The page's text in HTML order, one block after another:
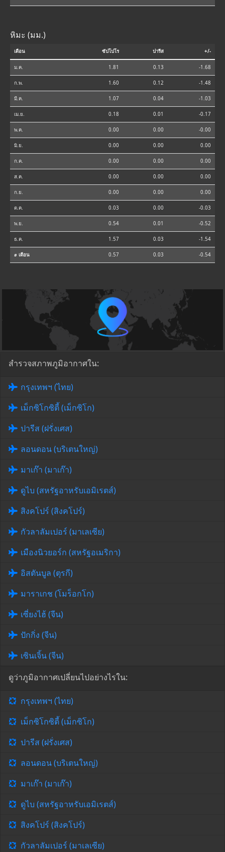
หิมะ (มม.)
เดือน ซัปโปโร ปารีส +/-
ม.ค. 1.81 0.13 -1.68
ก.พ. 1.60 0.12 -1.48
มี.ค. 1.07 0.04 -1.03
เม.ย. 0.18 0.01 -0.17
พ.ค. 0.00 0.00 -0.00
มิ.ย. 0.00 0.00 0.00
ก.ค. 0.00 0.00 0.00
ส.ค. 0.00 0.00 0.00
ก.ย. 0.00 0.00 0.00
ต.ค. 0.03 0.00 -0.03
พ.ย. 0.54 0.01 -0.52
ธ.ค. 1.57 0.03 -1.54
⌀ เดือน 0.57 0.03 -0.54
สำรวจสภาพภูมิอากาศใน:
กรุงเทพฯ (ไทย)
เม็กซิโกซิตี้ (เม็กซิโก)
ปารีส (ฝรั่งเศส)
ลอนดอน (บริเตนใหญ่)
มาเก๊า (มาเก๊า)
ดูไบ (สหรัฐอาหรับเอมิเรตส์)
สิงคโปร์ (สิงคโปร์)
กัวลาลัมเปอร์ (มาเลเซีย)
เมืองนิวยอร์ก (สหรัฐอเมริกา)
อิสตันบูล (ตุรกี)
มาราเกช (โมร็อกโก)
เซี่ยงไฮ้ (จีน)
ปักกิ่ง (จีน)
เซินเจิ้น (จีน)
ดูว่าภูมิอากาศเปลี่ยนไปอย่างไรใน:
กรุงเทพฯ (ไทย)
เม็กซิโกซิตี้ (เม็กซิโก)
ปารีส (ฝรั่งเศส)
ลอนดอน (บริเตนใหญ่)
มาเก๊า (มาเก๊า)
ดูไบ (สหรัฐอาหรับเอมิเรตส์)
สิงคโปร์ (สิงคโปร์)
กัวลาลัมเปอร์ (มาเลเซีย)